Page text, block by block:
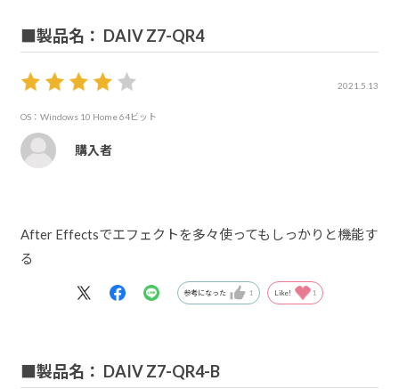
■製品名： DAIV Z7-QR4
2021.5.13
OS：Windows 10 Home 64ビット
購入者
After Effectsでエフェクトを多々使ってもしっかりと機能す
る
参考になった 1 Like! 1
■製品名： DAIV Z7-QR4-B